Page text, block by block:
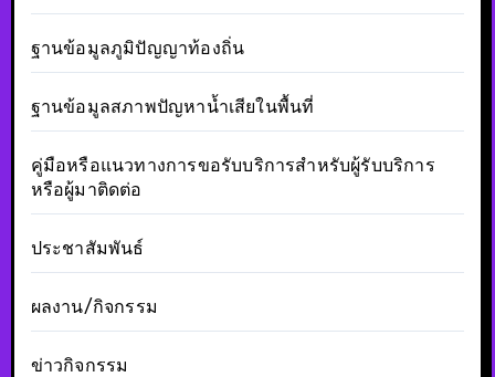
ฐานข้อมูลภูมิปัญญาท้องถิ่น
ฐานข้อมูลสภาพปัญหาน้ำเสียในพื้นที่
คู่มือหรือแนวทางการขอรับบริการสำหรับผู้รับบริการ
หรือผู้มาติดต่อ
ประชาสัมพันธ์
ผลงาน/กิจกรรม
ข่าวกิจกรรม